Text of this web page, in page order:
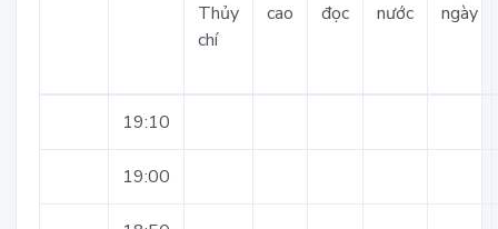
Thủy
chí
cao
đọc
nước
ngày
19:10
19:00